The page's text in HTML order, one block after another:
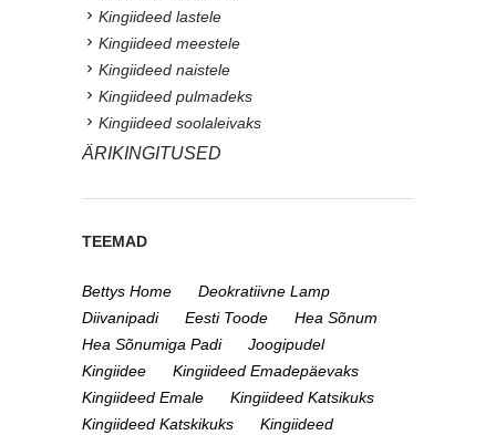
Kingiideed lastele
Kingiideed meestele
Kingiideed naistele
Kingiideed pulmadeks
Kingiideed soolaleivaks
ÄRIKINGITUSED
TEEMAD
Bettys Home
Deokratiivne Lamp
Diivanipadi
Eesti Toode
Hea Sõnum
Hea Sõnumiga Padi
Joogipudel
Kingiidee
Kingiideed Emadepäevaks
Kingiideed Emale
Kingiideed Katsikuks
Kingiideed Katskikuks
Kingiideed